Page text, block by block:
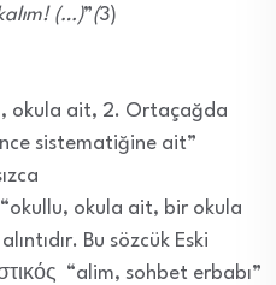
(…)”(3)
okula ait, 2. Ortaçağda
sistematiğine ait”
okula ait, bir okula
Bu sözcük Eski
“alim, sohbet erbabı”